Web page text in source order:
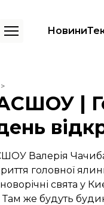
Новини
країни у
|
Валерія
головної
свята у
же будуть